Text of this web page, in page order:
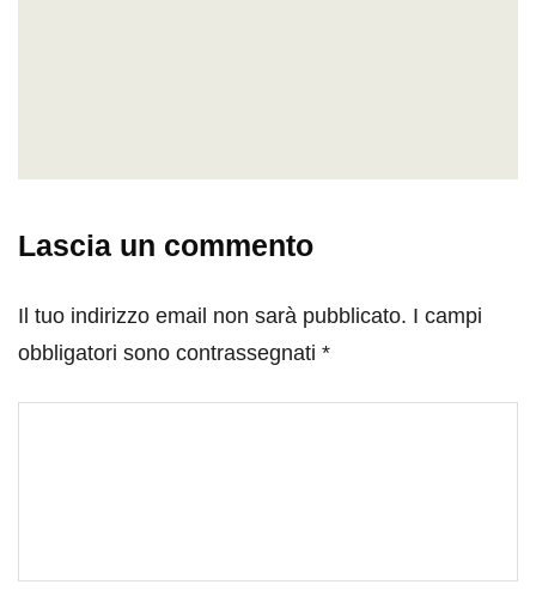
Lascia un commento
Il tuo indirizzo email non sarà pubblicato. I campi
obbligatori sono contrassegnati *